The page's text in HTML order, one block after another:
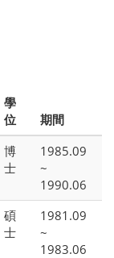
學
位
期間
博
士
1985.09
~
1990.06
碩
士
1981.09
~
1983.06